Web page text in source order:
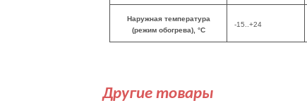
Наружная температура
(режим обогрева), °C
-15..+24
Другие товары